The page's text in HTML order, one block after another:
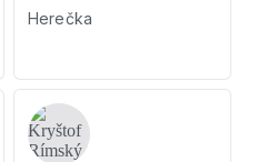
Herečka